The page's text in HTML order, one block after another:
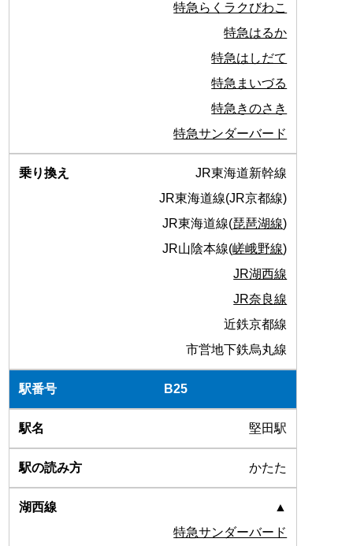
特急らくラクびわこ
特急はるか
特急はしだて
特急まいづる
特急きのさき
特急サンダーバード
JR東海道新幹線
JR東海道線(JR京都線)
JR東海道線(琵琶湖線)
JR山陰本線(嵯峨野線)
JR湖西線
JR奈良線
近鉄京都線
市営地下鉄烏丸線
B25
堅田駅
かたた
▲
特急サンダーバード